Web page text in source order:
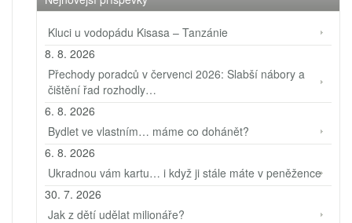
Kluci u vodopádu Kisasa – Tanzánie
8. 8. 2026
Přechody poradců v červenci 2026: Slabší nábory a
čištění řad rozhodly…
6. 8. 2026
Bydlet ve vlastním… máme co dohánět?
6. 8. 2026
Ukradnou vám kartu… i když ji stále máte v peněžence
30. 7. 2026
Jak z dětí udělat milionáře?